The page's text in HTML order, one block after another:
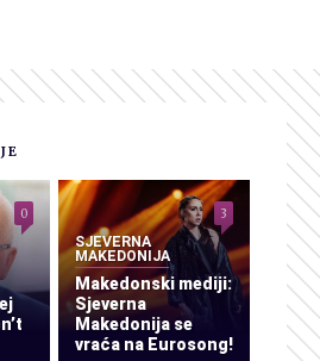
0
SJEVERNA
MAKEDONIJA
Makedonski mediji:
Sjeverna
Makedonija se
vraća na Eurosong!
3